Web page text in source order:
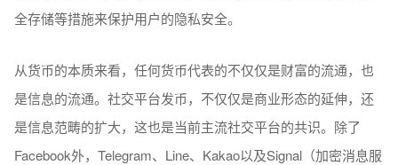
全存储等措施来保护用户的隐私安全。
从货币的本质来看，任何货币代表的不仅仅是财富的流通，也
是信息的流通。社交平台发币，不仅仅是商业形态的延伸，还
是信息范畴的扩大，这也是当前主流社交平台的共识。除了
Facebook外，Telegram、Line、Kakao以及Signal（加密消息服